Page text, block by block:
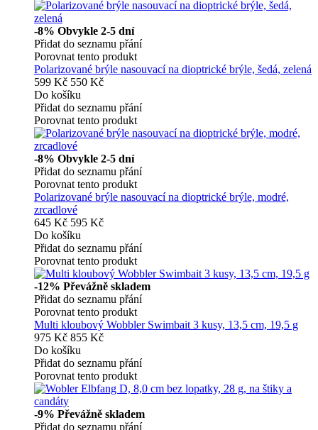
-8% Obvykle 2-5 dní
Přidat do seznamu přání
Porovnat tento produkt
Polarizované brýle nasouvací na dioptrické brýle, šedá, zelená
599 Kč 550 Kč
Do košíku
Přidat do seznamu přání
Porovnat tento produkt
-8% Obvykle 2-5 dní
Přidat do seznamu přání
Porovnat tento produkt
Polarizované brýle nasouvací na dioptrické brýle, modré,
zrcadlové
645 Kč 595 Kč
Do košíku
Přidat do seznamu přání
Porovnat tento produkt
-12% Převážně skladem
Přidat do seznamu přání
Porovnat tento produkt
Multi kloubový Wobbler Swimbait 3 kusy, 13,5 cm, 19,5 g
975 Kč 855 Kč
Do košíku
Přidat do seznamu přání
Porovnat tento produkt
-9% Převážně skladem
Přidat do seznamu přání